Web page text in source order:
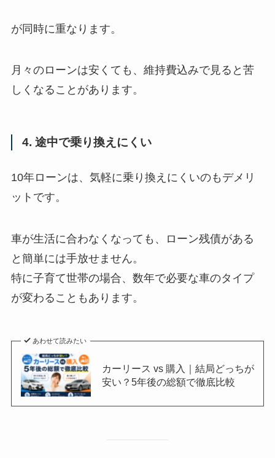
が同時に重なります。
月々のローンは安くても、維持費込みで見ると苦
しくなることがあります。
4. 途中で乗り換えにくい
10年ローンは、気軽に乗り換えにくいのもデメリ
ットです。
車が生活に合わなくなっても、ローン残債がある
と簡単には手放せません。
特に子育て世帯の場合、数年で必要な車のタイプ
が変わることもあります。
あわせて読みたい
カーリース vs 購入｜結局どっちが
安い？5年後の総額で徹底比較